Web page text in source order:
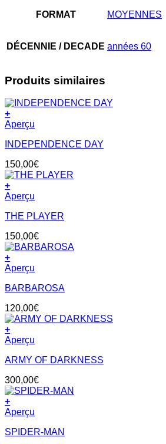
FORMAT MOYENNES
DÉCENNIE / DECADE années 60
Produits similaires
+
Aperçu
INDEPENDENCE DAY
150,00€
+
Aperçu
THE PLAYER
150,00€
+
Aperçu
BARBAROSA
120,00€
+
Aperçu
ARMY OF DARKNESS
300,00€
+
Aperçu
SPIDER-MAN